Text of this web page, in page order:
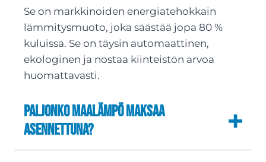
Se on markkinoiden energiatehokkain
lämmitysmuoto, joka säästää jopa 80 %
kuluissa. Se on täysin automaattinen,
ekologinen ja nostaa kiinteistön arvoa
huomattavasti.
Paljonko maalämpö maksaa
asennettuna?